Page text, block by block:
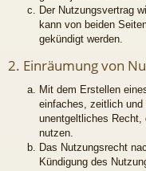
Der Nutzungsvertrag
kann von beiden
gekündigt werden.
2. Einräumung von
Mit dem Erstellen
einfaches, zeitlich und
unentgeltliches Recht,
nutzen.
Das Nutzungsrecht
Kündigung des